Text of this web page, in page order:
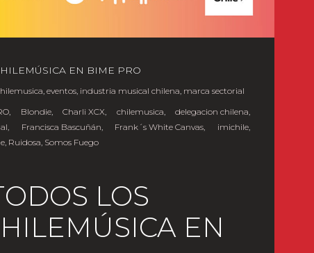
EN BIME PRO
,eventos, industria musical chilena, marca sectorial
, Blondie, Charli XCX, chilemusica, delegacion chilena,
, Francisca Bascuñán, Frank´s White Canvas, imichile,
, Ruidosa, Somos Fuego
LOS
EN